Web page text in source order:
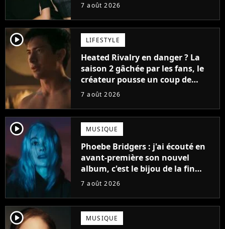
7 août 2026
player2 LIFESTYLE
Heated Rivalry en danger ? La
saison 2 gâchée par les fans, le
créateur pousse un coup de
gueule
7 août 2026
player2 MUSIQUE
Phoebe Bridgers : j'ai écouté en
avant-première son nouvel
album, c'est le bijou de la fin
d'été
7 août 2026
player2 MUSIQUE